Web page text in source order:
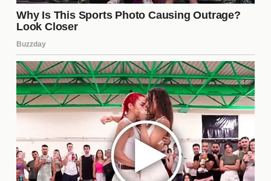
promete un juego más atractivo y competitivo. Este
renovado espíritu puede traducirse en un mayor
apoyo en los estadios y un aumento en la venta de
productos del club, lo que beneficia a la
organización en su conjunto.
¿Cuáles son las expectativas
del club para esta temporada?
Las expectativas del club para esta temporada son
bastante altas. Se busca no solo mejorar la posición